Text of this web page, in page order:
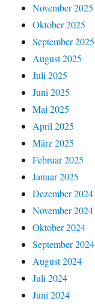
November 2025
Oktober 2025
September 2025
August 2025
Juli 2025
Juni 2025
Mai 2025
April 2025
März 2025
Februar 2025
Januar 2025
Dezember 2024
November 2024
Oktober 2024
September 2024
August 2024
Juli 2024
Juni 2024